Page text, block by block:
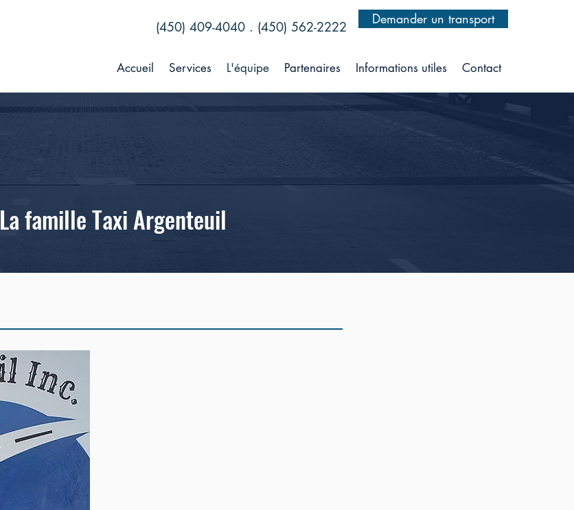
(450) 409-4040 . (450) 562-2222 Demander un transport
Accueil Services L'équipe Partenaires Informations utiles Contact
La famille Taxi Argenteuil